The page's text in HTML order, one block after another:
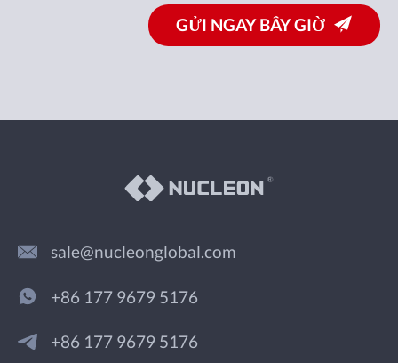
GỬI NGAY BÂY GIỜ
sale@nucleonglobal.com
+86 177 9679 5176
+86 177 9679 5176